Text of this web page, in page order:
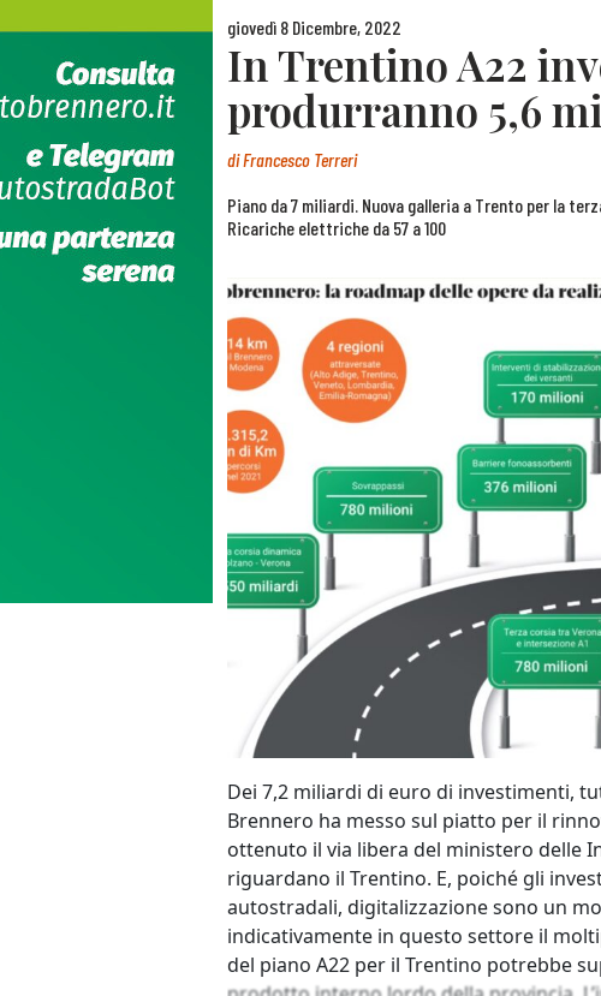
giovedì 8 Dicembre, 2022
In Trentino A22
produrranno 5,6
diFrancesco Terreri
Piano da 7 miliardi. Nuova galleria a Trento per la
Ricariche elettriche da 57 a 100
Dei 7,2 miliardi di euro di investimenti,
Brennero ha messo sul piatto per il
ottenuto il via libera del ministero delle
riguardano il Trentino. E, poiché gli
autostradali, digitalizzazione sono un
indicativamente in questo settore il
del piano A22 per il Trentino potrebbe